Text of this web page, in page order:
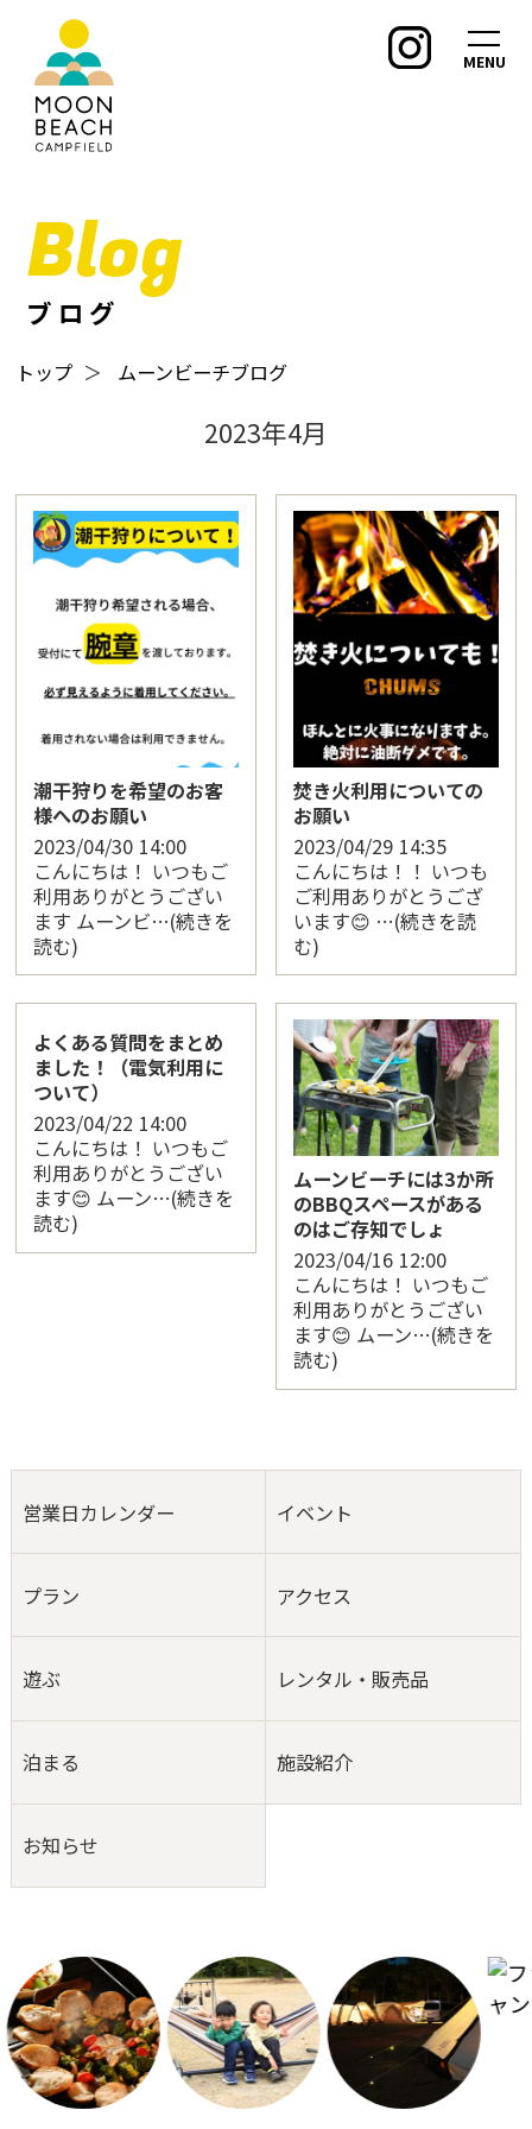
MENU
Blog
ブログ
トップ ＞ ムーンビーチブログ
2023年4月
潮干狩りを希望のお客
様へのお願い
2023/04/30 14:00
こんにちは！ いつもご
利用ありがとうござい
ます ムーンビ…(続きを
読む)
焚き火利用についての
お願い
2023/04/29 14:35
こんにちは！！ いつも
ご利用ありがとうござ
います😊 …(続きを読
む)
よくある質問をまとめ
ました！（電気利用に
ついて）
2023/04/22 14:00
こんにちは！ いつもご
利用ありがとうござい
ます😊 ムーン…(続きを
読む)
ムーンビーチには3か所
のBBQスペースがある
のはご存知でしょ
2023/04/16 12:00
こんにちは！ いつもご
利用ありがとうござい
ます😊 ムーン…(続きを
読む)
営業日カレンダー イベント
プラン アクセス
遊ぶ レンタル・販売品
泊まる 施設紹介
お知らせ